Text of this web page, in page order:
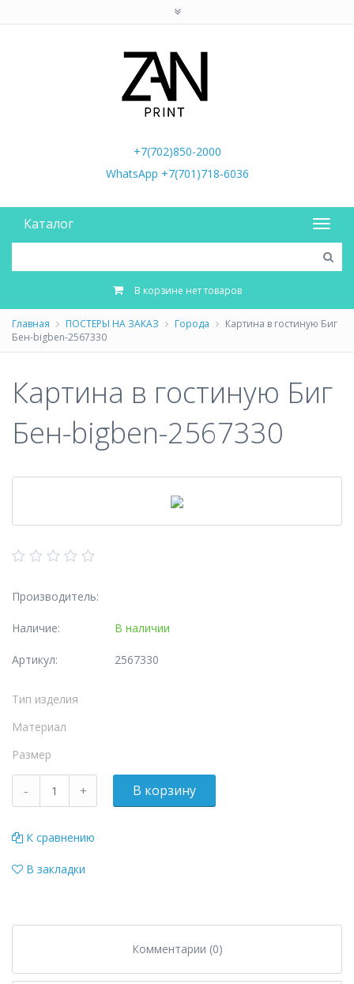
+7(702)850-2000
WhatsApp +7(701)718-6036
Каталог
В корзине нет товаров
Главная ПОСТЕРЫ НА ЗАКАЗ Города
Картина в гостиную Биг
Бен-bigben-2567330
Картина в гостиную Биг
Бен-bigben-2567330
Производитель:
Наличие: В наличии
Артикул: 2567330
Тип изделия
Материал
Размер
К сравнению
В закладки
Комментарии (0)